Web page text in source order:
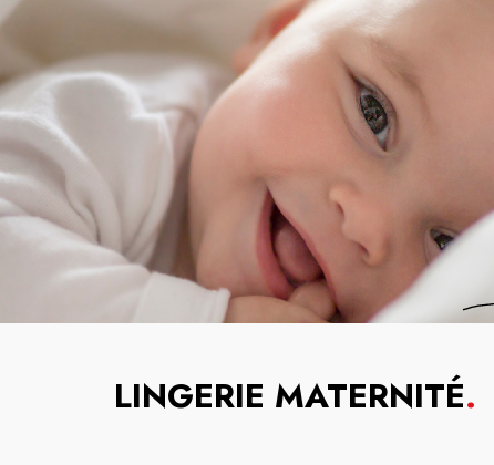
LINGERIE MATERNITÉ.